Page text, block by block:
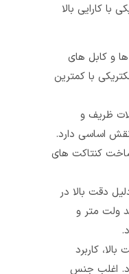
بالا
کمترین
دارد.
های
در